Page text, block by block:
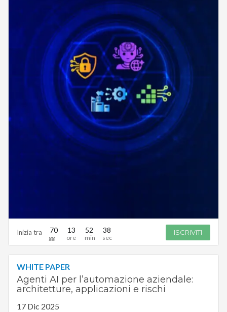
Inizia tra 70 13 52 37 ISCRIVITI
WHITE PAPER
Agenti AI per l’automazione aziendale:
architetture, applicazioni e rischi
17 Dic 2025